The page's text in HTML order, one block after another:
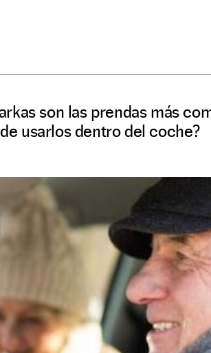
son las prendas más
usarlos dentro del coche?